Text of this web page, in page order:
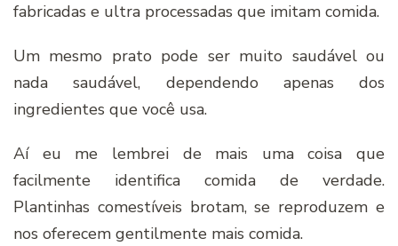
fabricadas e ultra processadas que imitam comida.
Um mesmo prato pode ser muito saudável ou
nada saudável, dependendo apenas dos
ingredientes que você usa.
Aí eu me lembrei de mais uma coisa que
facilmente identifica comida de verdade.
Plantinhas comestíveis brotam, se reproduzem e
nos oferecem gentilmente mais comida.